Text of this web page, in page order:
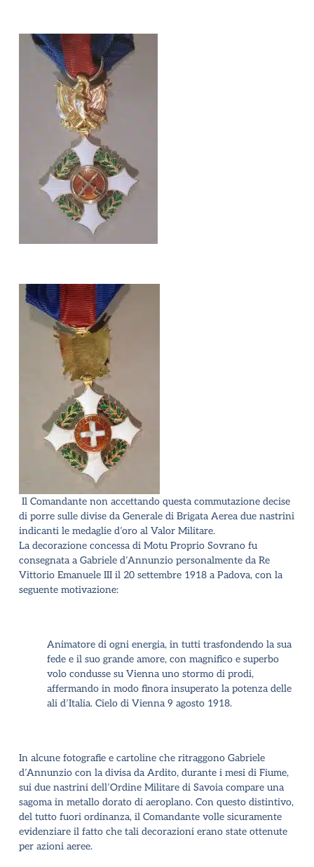
Il Comandante non accettando questa commutazione decise
di porre sulle divise da Generale di Brigata Aerea due nastrini
indicanti le medaglie d’oro al Valor Militare.
La decorazione concessa di Motu Proprio Sovrano fu
consegnata a Gabriele d’Annunzio personalmente da Re
Vittorio Emanuele III il 20 settembre 1918 a Padova, con la
seguente motivazione:
Animatore di ogni energia, in tutti trasfondendo la sua
fede e il suo grande amore, con magnifico e superbo
volo condusse su Vienna uno stormo di prodi,
affermando in modo finora insuperato la potenza delle
ali d’Italia. Cielo di Vienna 9 agosto 1918.
In alcune fotografie e cartoline che ritraggono Gabriele
d’Annunzio con la divisa da Ardito, durante i mesi di Fiume,
sui due nastrini dell’Ordine Militare di Savoia compare una
sagoma in metallo dorato di aeroplano. Con questo distintivo,
del tutto fuori ordinanza, il Comandante volle sicuramente
evidenziare il fatto che tali decorazioni erano state ottenute
per azioni aeree.